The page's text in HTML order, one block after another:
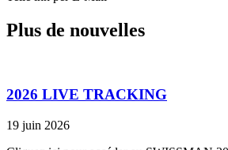
Plus de nouvelles
2026 LIVE TRACKING
19 juin 2026